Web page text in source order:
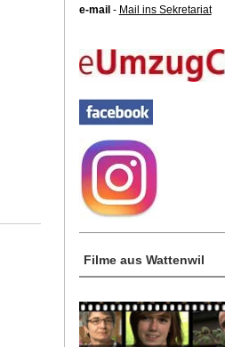
e-mail - Mail ins Sekretariat
Filme aus Wattenwil